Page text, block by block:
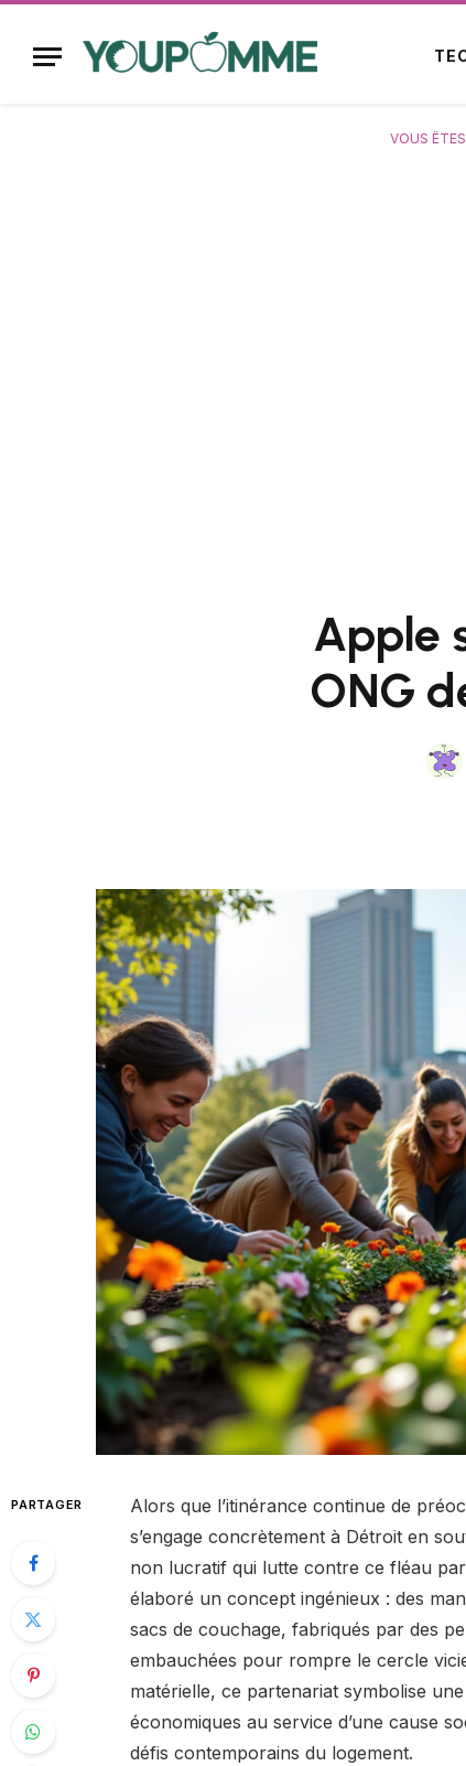
VOUS
Apple
ONG
PARTAGER
Alors que l’itinérance continue de
s’engage concrètement à Détroit en
non lucratif qui lutte contre ce fléau
élaboré un concept ingénieux : des
sacs de couchage, fabriqués par des
embauchées pour rompre le cercle
matérielle, ce partenariat symbolise
économiques au service d’une cause
défis contemporains du logement.